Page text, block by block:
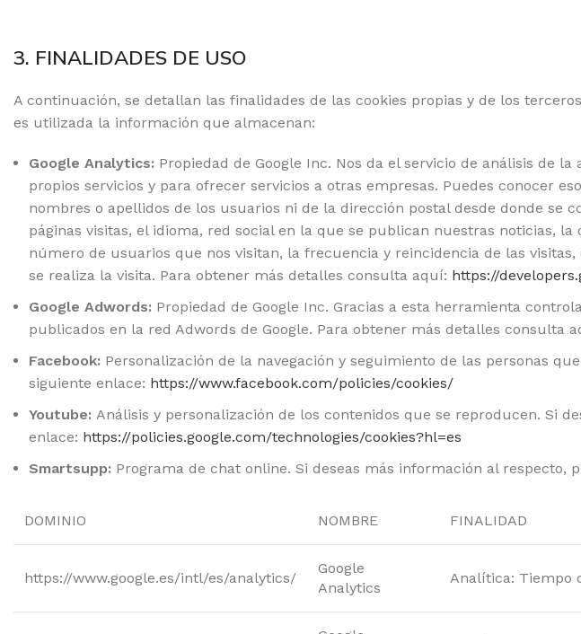
3. FINALIDADES DE USO
A continuación, se detallan las finalidades de las cookies propias y de los
es utilizada la información que almacenan:
Google Analytics: Propiedad de Google Inc. Nos da el servicio de análisis de
propios servicios y para ofrecer servicios a otras empresas. Puedes conocer
nombres o apellidos de los usuarios ni de la dirección postal desde donde
páginas visitas, el idioma, red social en la que se publican nuestras noticias,
número de usuarios que nos visitan, la frecuencia y reincidencia de las
se realiza la visita. Para obtener más detalles consulta aquí: https://
Google Adwords: Propiedad de Google Inc. Gracias a esta herramienta
publicados en la red Adwords de Google. Para obtener más detalles consulta
Facebook: Personalización de la navegación y seguimiento de las personas
siguiente enlace: https://www.facebook.com/policies/cookies/
Youtube: Análisis y personalización de los contenidos que se reproducen. Si
enlace: https://policies.google.com/technologies/cookies?hl=es
Smartsupp: Programa de chat online. Si deseas más información al respecto,
DOMINIO NOMBRE FINALIDAD
https://www.google.es/intl/es/analytics/
Google
Analytics
Analítica: Tiempo